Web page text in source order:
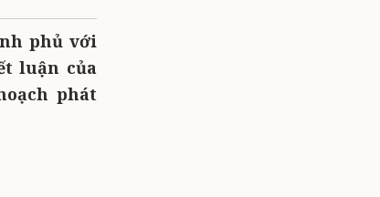
phủ với
luận của
phát